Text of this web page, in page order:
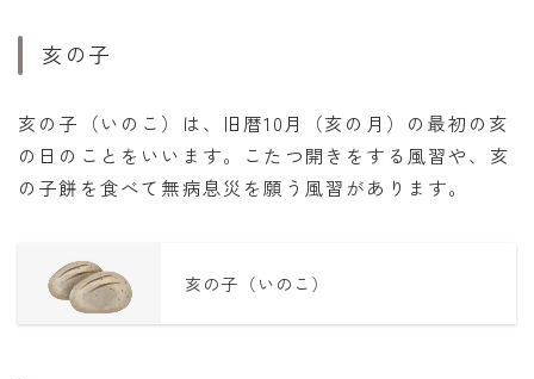
亥の子
亥の子（いのこ）は、旧暦10月（亥の月）の最初の亥
の日のことをいいます。こたつ開きをする風習や、亥
の子餅を食べて無病息災を願う風習があります。
亥の子（いのこ）